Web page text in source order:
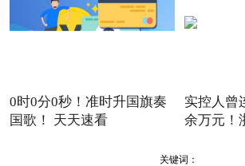
0时0分0秒！准时升国旗奏
国歌！ 天天速看
实控人曾
余万元！
关键词：